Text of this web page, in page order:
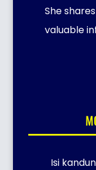
She
valuable
Isi